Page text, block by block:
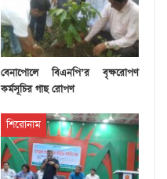
বেনাপোলে বিএনপি’র বৃক্ষরোপণ
কর্মসূচির গাছ রোপণ
শিরোনাম